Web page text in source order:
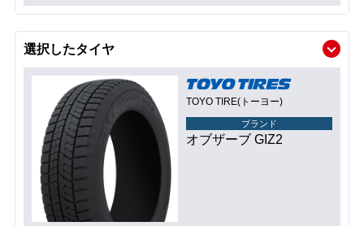
選択したタイヤ
TOYO TIRE(トーヨー)
ブランド
オブザーブ GIZ2